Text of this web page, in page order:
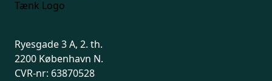
Ryesgade 3 A, 2. th.
2200 København N.
CVR-nr: 63870528